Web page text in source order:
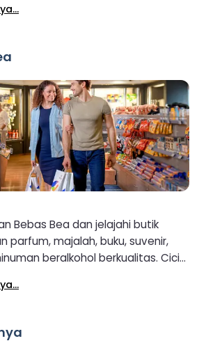
waktu istirahat yang tenang
hiburan yang tenang di
Bebas Bea dan jelajahi butik
parfum, majalah, buku, suvenir,
beralkohol berkualitas. Cicipi
untuk menemukan yang paling
produk segar daerah, camilan,